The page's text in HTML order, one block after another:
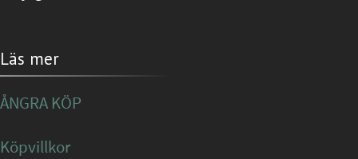
Läs mer
ÅNGRA KÖP
Köpvillkor